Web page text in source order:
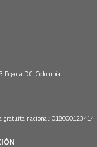
Bogotá D.C. Colombia.
gratuita nacional: 018000123414